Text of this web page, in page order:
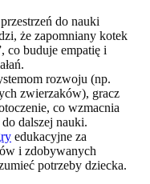
do nauki
że zapomniany kotek
co buduje empatię i
rozwoju (np.
zwierzaków), gracz
co wzmacnia
dalszej nauki.
edukacyjne za
i zdobywanych
potrzeby dziecka.